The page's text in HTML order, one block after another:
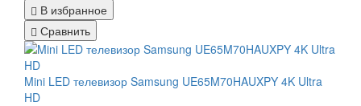
В избранное
Сравнить
Mini LED телевизор Samsung UE65M70HAUXPY 4K Ultra
HD